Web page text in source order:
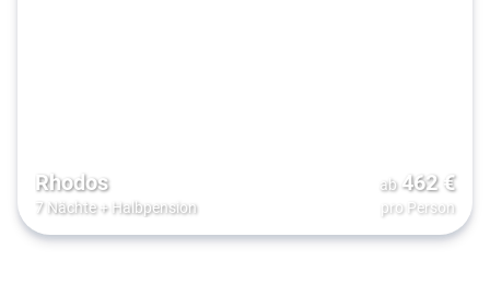
Rhodos
7 Nächte+ Halbpension
ab 462€
pro Person